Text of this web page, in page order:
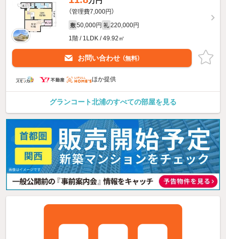
（管理費7,000円）
敷 50,000円 礼 220,000円
1階 / 1LDK / 49.92㎡
お問い合わせ （無料）
ほか提供
グランコート北浦のすべての部屋を見る